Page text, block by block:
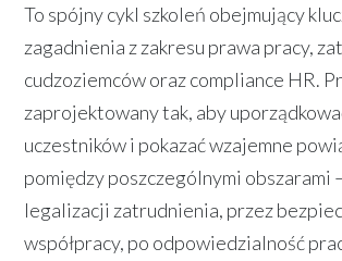
To spójny cykl szkoleń obejmujący
zagadnienia z zakresu prawa pracy,
cudzoziemców oraz compliance HR.
zaprojektowany tak, aby
uczestników i pokazać wzajemne
pomiędzy poszczególnymi obszarami
legalizacji zatrudnienia, przez
współpracy, po odpowiedzialność